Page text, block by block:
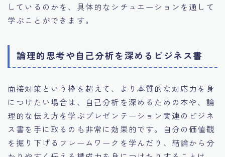
しているのかを、具体的なシチュエーションを通して
学ぶことができます。
論理的思考や自己分析を深めるビジネス書
面接対策という枠を超えて、より本質的な対応力を身
につけたい場合は、自己分析を深めるための本や、論
理的な伝え方を学ぶプレゼンテーション関連のビジネ
ス書を手に取るのも非常に効果的です。自分の価値観
を掘り下げるフレームワークを学んだり、結論から分